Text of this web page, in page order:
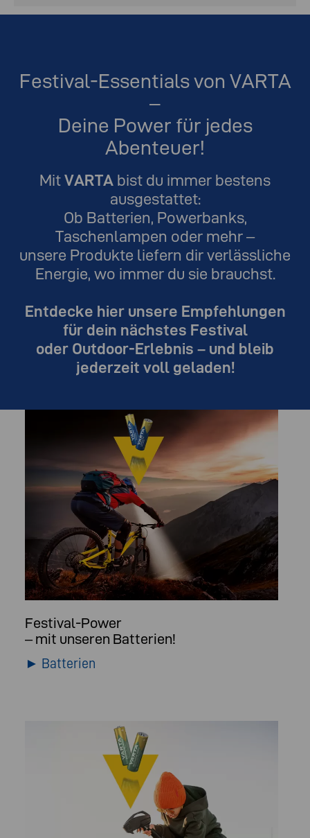
Festival-Essentials von VARTA
–
Deine Power für jedes
Abenteuer!
Mit VARTA bist du immer bestens
ausgestattet:
Ob Batterien, Powerbanks,
Taschenlampen oder mehr –
unsere Produkte liefern dir verlässliche
Energie, wo immer du sie brauchst.
Entdecke hier unsere Empfehlungen
für dein nächstes Festival
oder Outdoor-Erlebnis – und bleib
jederzeit voll geladen!
Festival-Power
– mit unseren Batterien!
► Batterien